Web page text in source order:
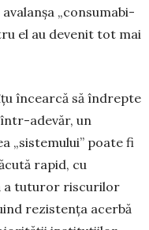
„consuma­bi­
el au devenit tot mai
încearcă să în­drepte
adevăr, un
„sistemului” poate fi
rapid, cu
a tuturor riscurilor
rezistența acerbă